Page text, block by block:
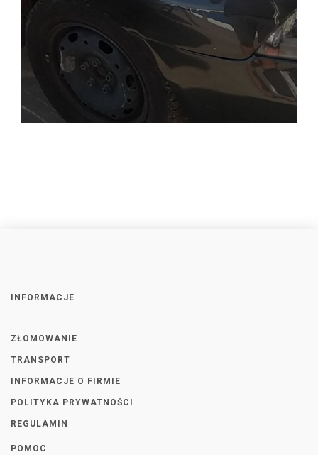
INFORMACJE
ZŁOMOWANIE
TRANSPORT
INFORMACJE O FIRMIE
POLITYKA PRYWATNOŚCI
REGULAMIN
POMOC